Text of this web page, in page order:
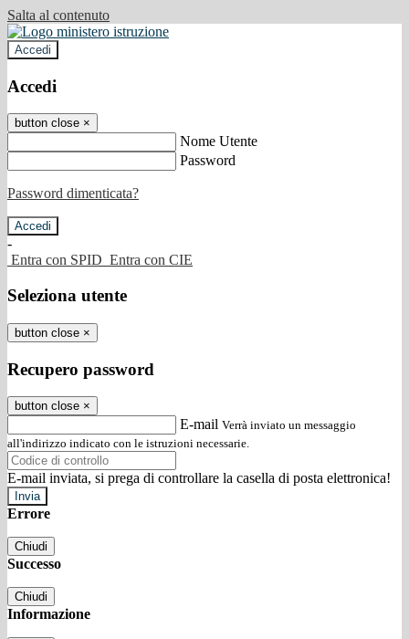
Salta al contenuto
Accedi
Accedi
button close ×
Nome Utente
Password
Password dimenticata?
-
Entra con SPID Entra con CIE
Seleziona utente
button close ×
Recupero password
button close ×
E-mail Verrà inviato un messaggio
all'indirizzo indicato con le istruzioni necessarie.
E-mail inviata, si prega di controllare la casella di posta elettronica!
Errore
Chiudi
Successo
Chiudi
Informazione